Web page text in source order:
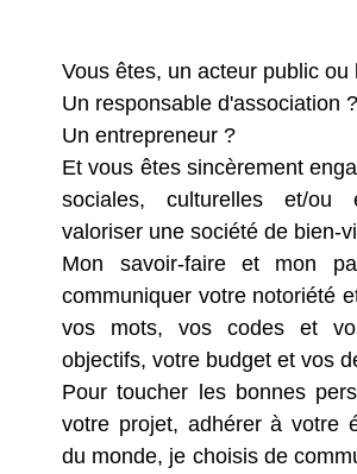
Vous êtes, un acteur public ou
Un responsable d'association
Un entrepreneur ?
Et vous êtes sincèrement
sociales, culturelles et/ou
valoriser une société de bien-
Mon savoir-faire et mon
communiquer votre notoriété
vos mots, vos codes et
objectifs, votre budget et vos
Pour toucher les bonnes
votre projet, adhérer à votre
du monde, je choisis de